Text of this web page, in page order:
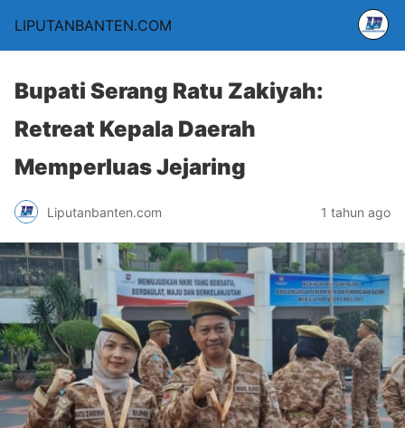
LIPUTANBANTEN.COM
Bupati Serang Ratu Zakiyah:
Retreat Kepala Daerah
Memperluas Jejaring
Liputanbanten.com 1 tahun ago